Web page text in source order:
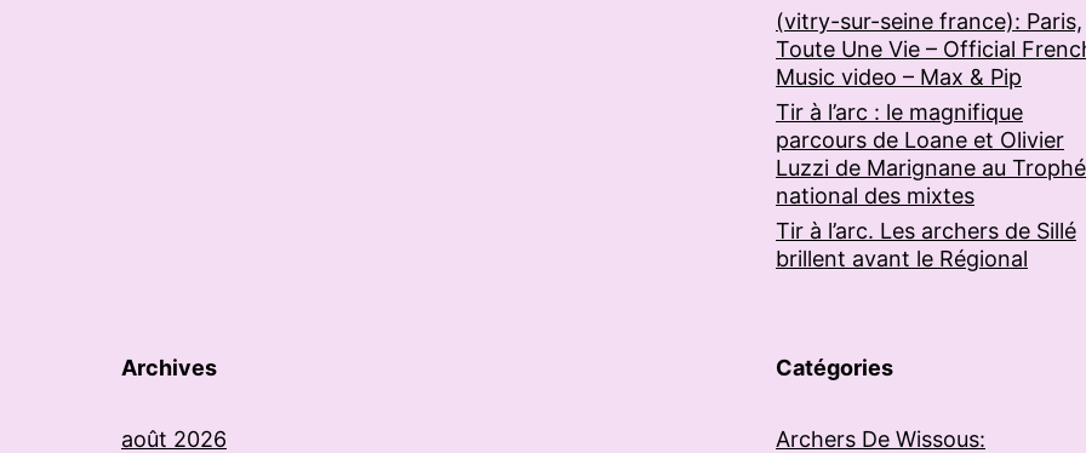
(vitry-sur-seine france): Paris,
Toute Une Vie – Official
Music video – Max & Pip
Tir à l’arc : le magnifique
parcours de Loane et Olivier
Luzzi de Marignane au
national des mixtes
Tir à l’arc. Les archers de Sillé
brillent avant le Régional
Archives
août 2026
Catégories
Archers De Wissous: